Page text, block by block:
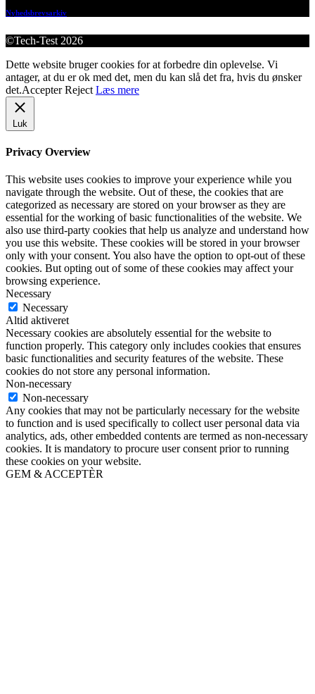
Nyhedsbrevsarkiv
©Tech-Test 2026
Dette website bruger cookies for at forbedre din oplevelse. Vi
antager, at du er ok med det, men du kan slå det fra, hvis du ønsker
det.Accepter Reject Læs mere
Luk
Privacy Overview
This website uses cookies to improve your experience while you
navigate through the website. Out of these, the cookies that are
categorized as necessary are stored on your browser as they are
essential for the working of basic functionalities of the website. We
also use third-party cookies that help us analyze and understand how
you use this website. These cookies will be stored in your browser
only with your consent. You also have the option to opt-out of these
cookies. But opting out of some of these cookies may affect your
browsing experience.
Necessary
Necessary
Altid aktiveret
Necessary cookies are absolutely essential for the website to
function properly. This category only includes cookies that ensures
basic functionalities and security features of the website. These
cookies do not store any personal information.
Non-necessary
Non-necessary
Any cookies that may not be particularly necessary for the website
to function and is used specifically to collect user personal data via
analytics, ads, other embedded contents are termed as non-necessary
cookies. It is mandatory to procure user consent prior to running
these cookies on your website.
GEM & ACCEPTÈR